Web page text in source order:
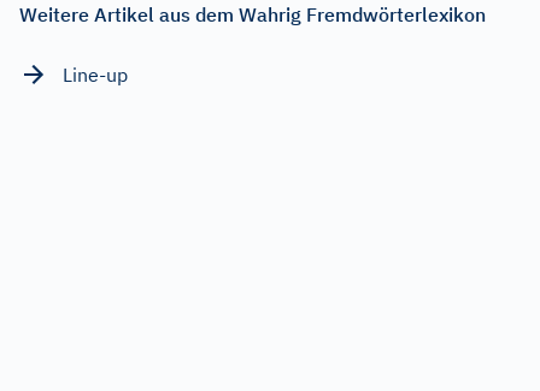
Weitere Artikel aus dem Wahrig Fremdwörterlexikon
Line-up